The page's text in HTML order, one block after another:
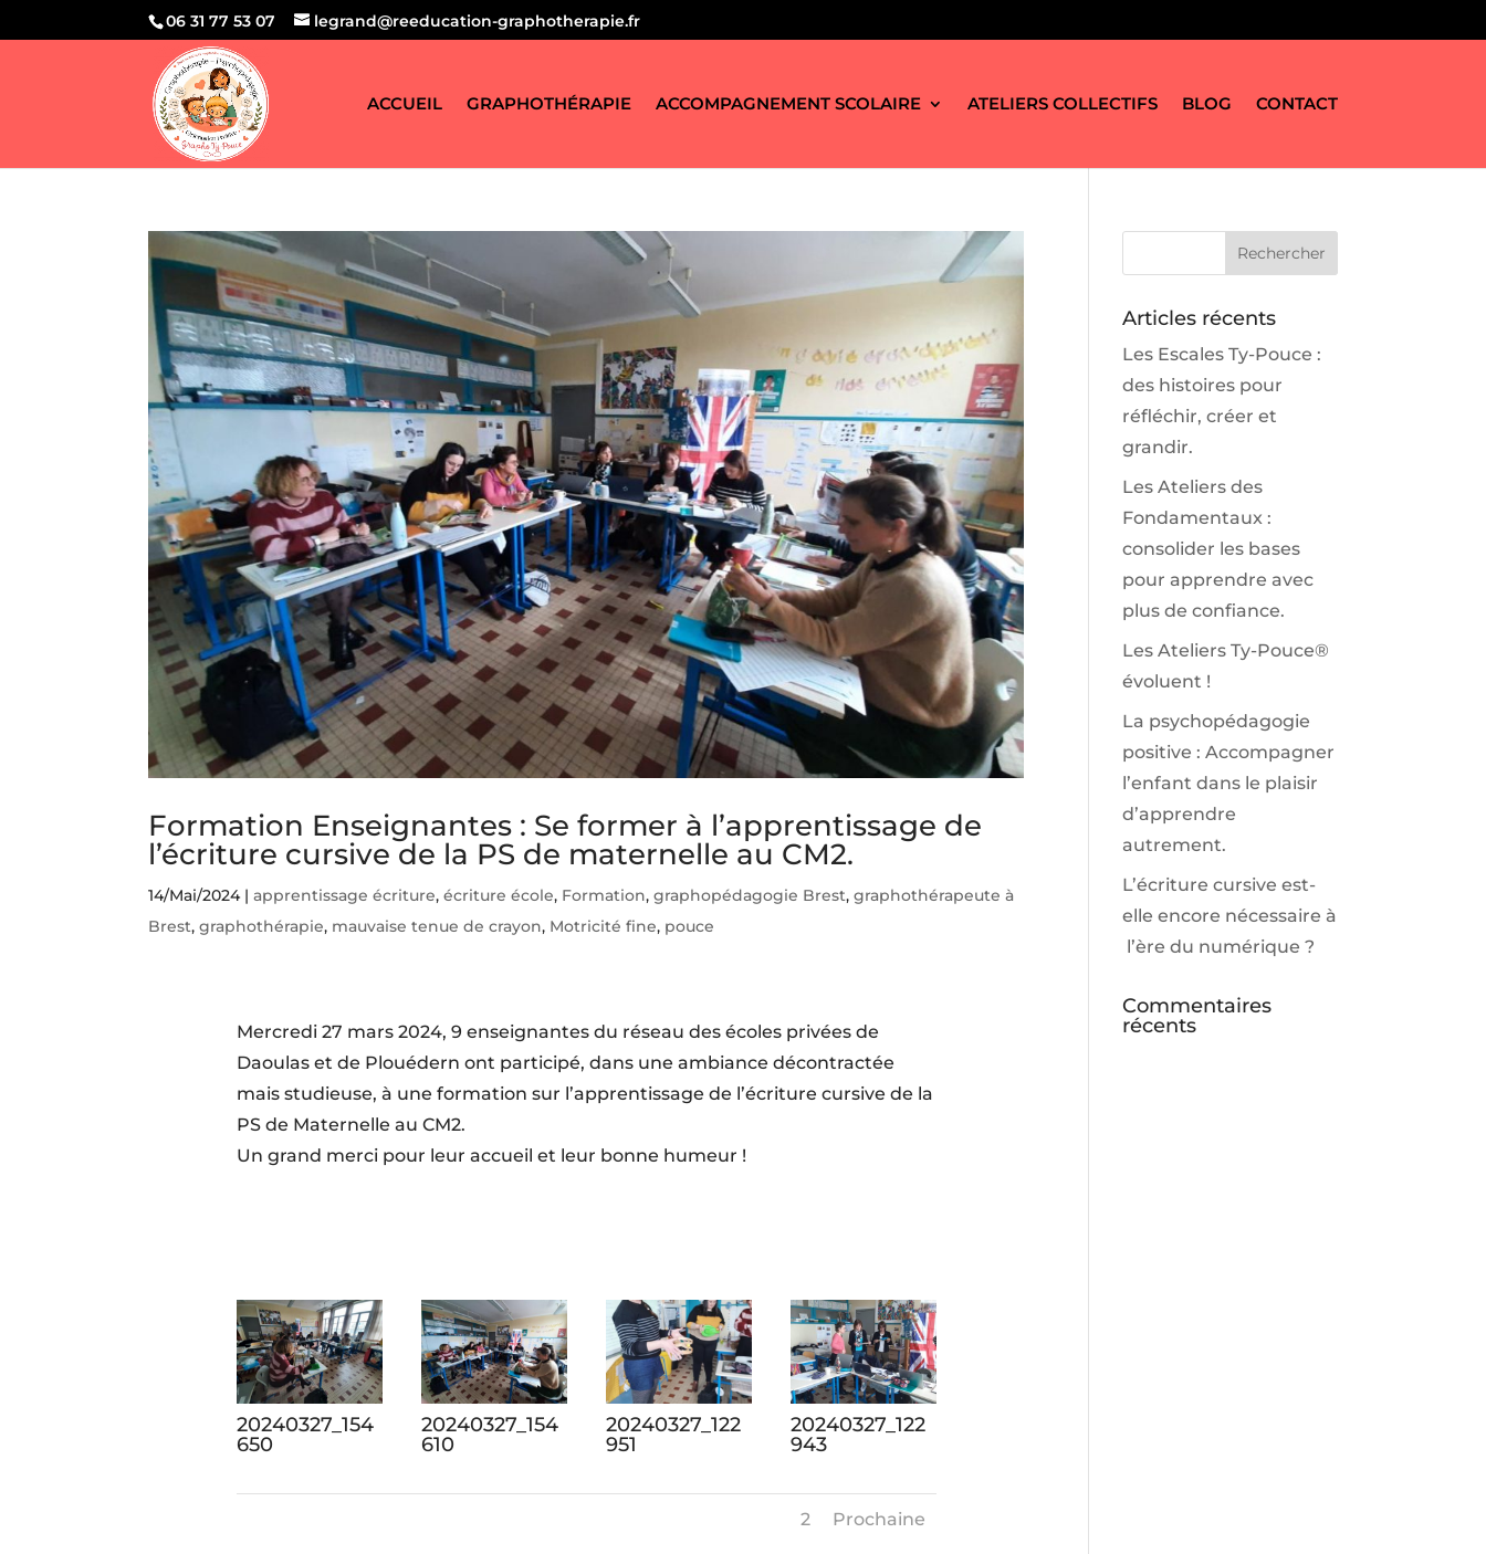
06 31 77 53 07 legrand@reeducation-graphotherapie.fr
ACCUEIL GRAPHOTHÉRAPIE ACCOMPAGNEMENT SCOLAIRE ATELIERS COLLECTIFS BLOG CONTACT
Formation Enseignantes : Se former à l’apprentissage de
l’écriture cursive de la PS de maternelle au CM2.
14/Mai/2024|apprentissage écriture,écriture école, Formation,graphopédagogie Brest,graphothérapeute à
Brest,graphothérapie, mauvaise tenue de crayon, Motricité fine, pouce
Mercredi 27 mars 2024, 9 enseignantes du réseau des écoles privées de
Daoulas et de Plouédern ont participé, dans une ambiance décontractée
mais studieuse, à une formation sur l’apprentissage de l’écriture cursive de la
PS de Maternelle au CM2.
Un grand merci pour leur accueil et leur bonne humeur !
20240327_154
650
20240327_154
610
20240327_122
951
20240327_122
943
2 Prochaine
Articles récents
Les Escales Ty-Pouce :
des histoires pour
réfléchir, créer et
grandir.
Les Ateliers des
Fondamentaux :
consolider les bases
pour apprendre avec
plus de confiance.
Les Ateliers Ty-Pouce®
évoluent !
La psychopédagogie
positive : Accompagner
l’enfant dans le plaisir
d’apprendre
autrement.
L’écriture cursive est-
elle encore nécessaire à
l’ère du numérique ?
Commentaires
récents